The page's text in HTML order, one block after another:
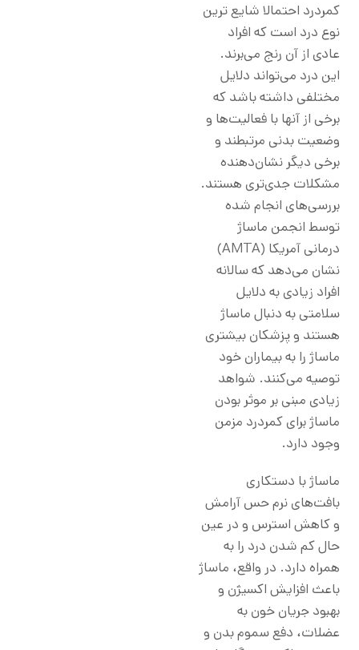
کمردرد احتمالا شایع ترین
نوع درد است که افراد
عادی از آن رنج می‌برند.
این درد می‌تواند دلایل
مختلفی داشته باشد که
برخی از آنها با فعالیت‌ها و
وضعیت بدنی مرتبطند و
برخی دیگر نشان‌دهنده
مشکلات جدی‌تری هستند.
بررسی‌های انجام شده
توسط انجمن ماساژ
درمانی آمریکا (AMTA)
نشان می‌دهد که سالانه
افراد زیادی به دلایل
سلامتی به دنبال ماساژ
هستند و پزشکان بیشتری
ماساژ را به بیماران خود
توصیه می‌کنند. شواهد
زیادی مبنی بر موثر بودن
ماساژ برای کمردرد مزمن
وجود دارد.
ماساژ با دستکاری
بافت‌های نرم حس آرامش
و کاهش استرس و در عین
حال کم شدن درد را به
همراه دارد. در واقع، ماساژ
باعث افزایش اکسیژن و
بهبود جریان خون به
عضلات، دفع سموم بدن و